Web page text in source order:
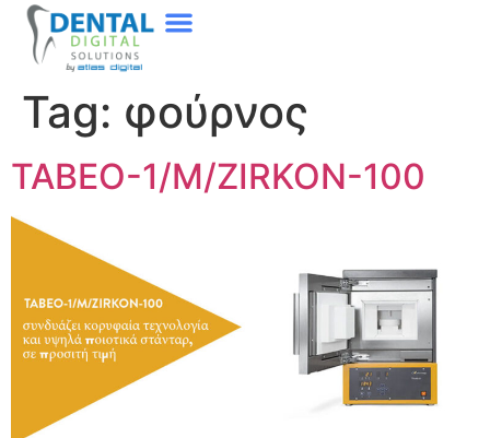
Tag: φούρνος
TABEO-1/M/ZIRKON-100